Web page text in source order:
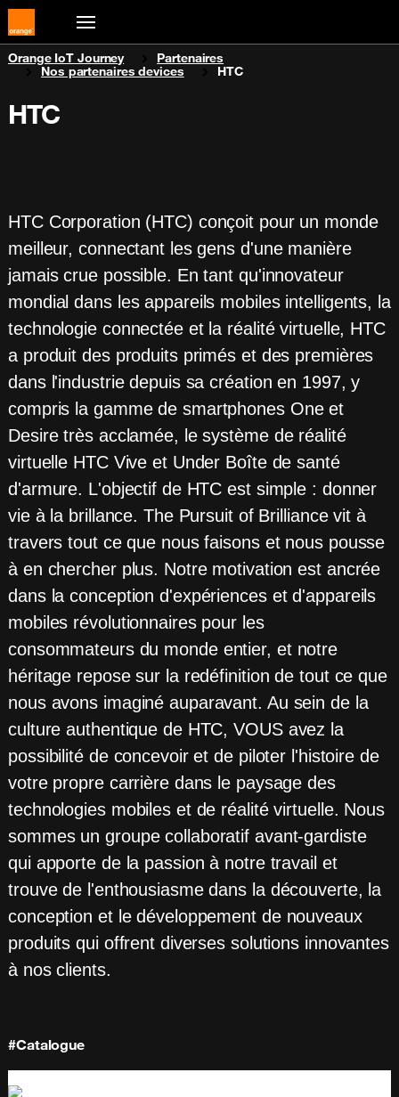
You are here:
Orange IoT Journey
Partenaires
Nos partenaires devices
HTC
HTC
HTC Corporation (HTC) conçoit pour un monde
meilleur, connectant les gens d'une manière
jamais crue possible. En tant qu'innovateur
mondial dans les appareils mobiles intelligents, la
technologie connectée et la réalité virtuelle, HTC
a produit des produits primés et des premières
dans l'industrie depuis sa création en 1997, y
compris la gamme de smartphones One et
Desire très acclamée, le système de réalité
virtuelle HTC Vive et Under Boîte de santé
d'armure. L'objectif de HTC est simple : donner
vie à la brillance. The Pursuit of Brilliance vit à
travers tout ce que nous faisons et nous pousse
à en chercher plus. Notre motivation est ancrée
dans la conception d'expériences et d'appareils
mobiles révolutionnaires pour les
consommateurs du monde entier, et notre
héritage repose sur la redéfinition de tout ce que
nous avons imaginé auparavant. Au sein de la
culture authentique de HTC, VOUS avez la
possibilité de concevoir et de piloter l'histoire de
votre propre carrière dans le paysage des
technologies mobiles et de réalité virtuelle. Nous
sommes un groupe collaboratif avant-gardiste
qui apporte de la passion à notre travail et
trouve de l'enthousiasme dans la découverte, la
conception et le développement de nouveaux
produits qui offrent diverses solutions innovantes
à nos clients.
#Catalogue